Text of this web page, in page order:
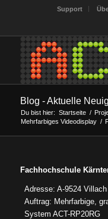
Support
Blog - Aktuelle
Du bist hier: Startseite /
Mehrfarbiges Videodisplay /
Fachhochschule
Adresse: A-9524 Villach
Auftrag: Mehrfarbige,
System ACT-RP20RG